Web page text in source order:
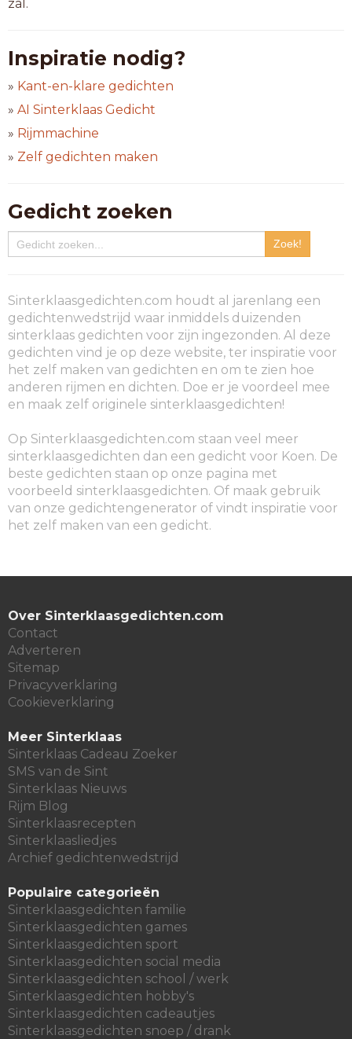
zal.
Inspiratie nodig?
» Kant-en-klare gedichten
» AI Sinterklaas Gedicht
» Rijmmachine
» Zelf gedichten maken
Gedicht zoeken
Sinterklaasgedichten.com houdt al jarenlang een
gedichtenwedstrijd waar inmiddels duizenden
sinterklaas gedichten voor zijn ingezonden. Al deze
gedichten vind je op deze website, ter inspiratie voor
het zelf maken van gedichten en om te zien hoe
anderen rijmen en dichten. Doe er je voordeel mee
en maak zelf originele sinterklaasgedichten!
Op Sinterklaasgedichten.com staan veel meer
sinterklaasgedichten dan een gedicht voor Koen. De
beste gedichten staan op onze pagina met
voorbeeld sinterklaasgedichten. Of maak gebruik
van onze gedichtengenerator of vindt inspiratie voor
het zelf maken van een gedicht.
Over Sinterklaasgedichten.com
Contact
Adverteren
Sitemap
Privacyverklaring
Cookieverklaring
Meer Sinterklaas
Sinterklaas Cadeau Zoeker
SMS van de Sint
Sinterklaas Nieuws
Rijm Blog
Sinterklaasrecepten
Sinterklaasliedjes
Archief gedichtenwedstrijd
Populaire categorieën
Sinterklaasgedichten familie
Sinterklaasgedichten games
Sinterklaasgedichten sport
Sinterklaasgedichten social media
Sinterklaasgedichten school / werk
Sinterklaasgedichten hobby's
Sinterklaasgedichten cadeautjes
Sinterklaasgedichten snoep / drank